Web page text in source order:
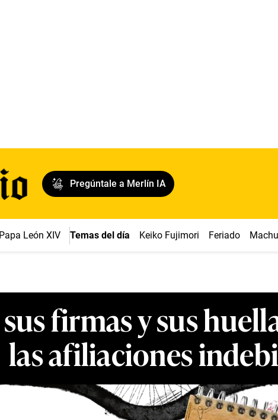
Pregúntale a Merlín IA
Papa León XIV Temas del día Keiko Fujimori Feriado
firmas y sus
las afiliaciones